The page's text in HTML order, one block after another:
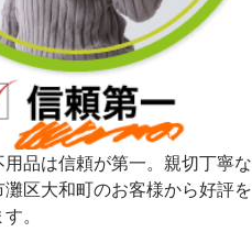
用品は信頼が第一。親切丁寧な
灘区大和町のお客様から好評を
。